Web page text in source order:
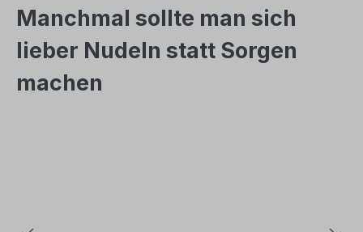
Manchmal sollte man sich
lieber Nudeln statt Sorgen
machen